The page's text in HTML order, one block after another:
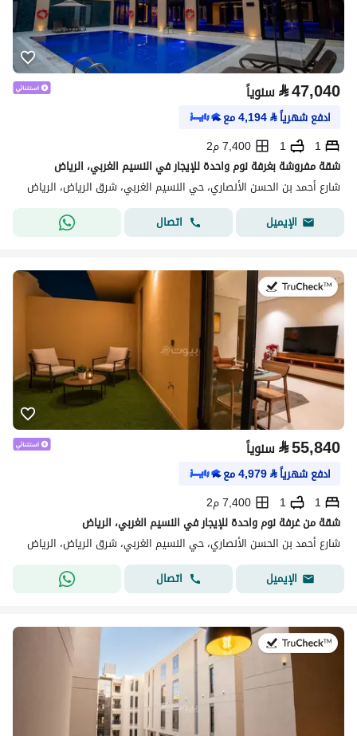
⃁47,040 سنوياً
ادفع شهرياً⃁
4,194مع
1
1
7,400 م2
شقة مفروشة بغرفة نوم واحدة للإيجار في النسيم الغربي، الرياض
شارع أحمد بن الحسن الأنصاري، حي النسيم الغربي، شرق الرياض، الرياض
الإيميل
اتصال
في:21 يوليو 2026
⃁55,840 سنوياً
ادفع شهرياً⃁
4,979مع
1
1
7,400 م2
شقة من غرفة نوم واحدة للإيجار في النسيم الغربي، الرياض
شارع أحمد بن الحسن الأنصاري، حي النسيم الغربي، شرق الرياض، الرياض
الإيميل
اتصال
في:21 يوليو 2026